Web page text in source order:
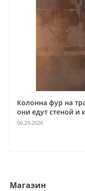
Колонна фур на
они едут стеной и
06.29.2026
Магазин